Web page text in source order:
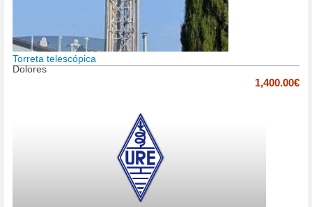
Torreta telescópica
Dolores
1,400.00€